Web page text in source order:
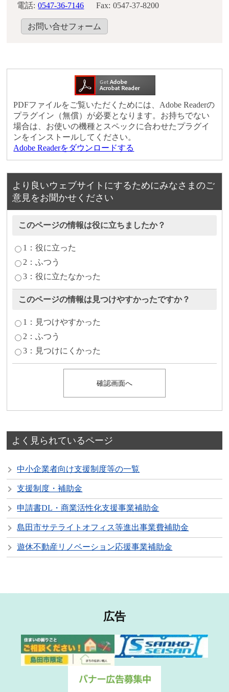
電話: 0547-36-7146 Fax: 0547-37-8200
お問い合せフォーム
PDFファイルをご覧いただくためには、Adobe Readerの
プラグイン（無償）が必要となります。お持ちでない
場合は、お使いの機種とスペックに合わせたプラグイ
ンをインストールしてください。
Adobe Readerをダウンロードする
より良いウェブサイトにするためにみなさまのご
意見をお聞かせください
このページの情報は役に立ちましたか？
1：役に立った
2：ふつう
3：役に立たなかった
このページの情報は見つけやすかったですか？
1：見つけやすかった
2：ふつう
3：見つけにくかった
よく見られているページ
中小企業者向け支援制度等の一覧
支援制度・補助金
申請書DL・商業活性化支援事業補助金
島田市サテライトオフィス等進出事業費補助金
遊休不動産リノベーション応援事業補助金
広告